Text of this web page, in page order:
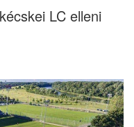
LC elleni